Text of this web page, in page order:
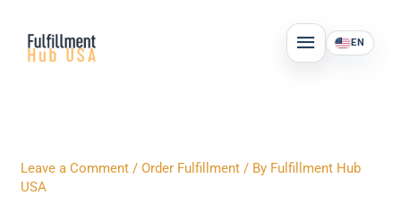
content
MAIN
MENU
EN
Leave a Comment /Order Fulfillment / By Fulfillment Hub
USA